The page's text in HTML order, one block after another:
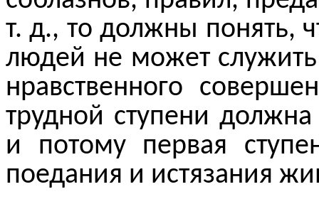
т. д., то должны понять,
людей не может
нравственного
трудной ступени
и потому первая
поедания и истязания